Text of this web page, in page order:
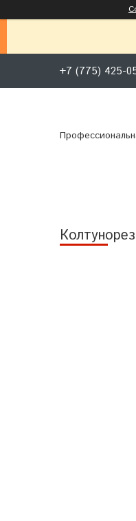
+7 (775) 425-